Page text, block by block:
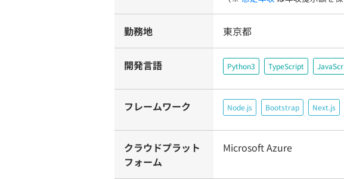
勤務地 東京都
開発言語 Python3 TypeScript
フレームワーク Node.js Bootstrap Next.js
クラウドプラット
フォーム
Microsoft Azure